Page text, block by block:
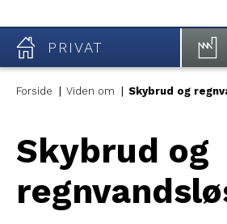
PRIVAT
Forside Viden om Skybrud og
Skybrud og